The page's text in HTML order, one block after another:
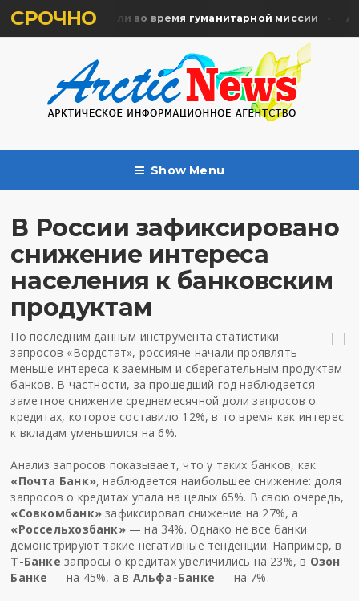
СРОЧНО
жертв почтили во время гуманитарной миссии
Show Menu
В России зафиксировано
снижение интереса
населения к банковским
продуктам
По последним данным инструмента статистики
запросов «Вордстат», россияне начали проявлять
меньше интереса к заемным и сберегательным продуктам
банков. В частности, за прошедший год наблюдается
заметное снижение среднемесячной доли запросов о
кредитах, которое составило 12%, в то время как интерес
к вкладам уменьшился на 6%.
Анализ запросов показывает, что у таких банков, как
«Почта Банк», наблюдается наибольшее снижение: доля
запросов о кредитах упала на целых 65%. В свою очередь,
«Совкомбанк»зафиксировал снижение на 27%, а
«Россельхозбанк»— на 34%. Однако не все банки
демонстрируют такие негативные тенденции. Например, в
Т-Банке запросы о кредитах увеличились на 23%, в Озон
Банке — на 45%, а в Альфа-Банке — на 7%.